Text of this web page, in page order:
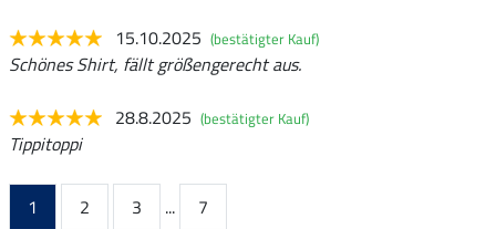
15.10.2025 (bestätigter Kauf)
Schönes Shirt, fällt größengerecht aus.
28.8.2025 (bestätigter Kauf)
Tippitoppi
1 2 3 ...
7